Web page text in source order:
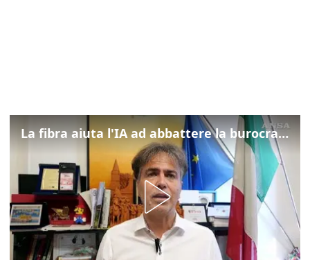
La fibra aiuta l'IA ad abbattere la burocrazia, progetto pilota in Veneto